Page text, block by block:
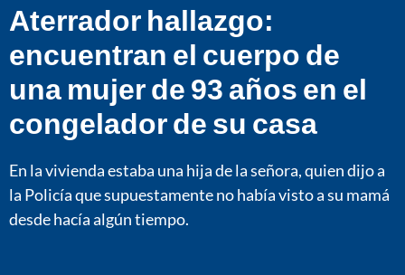
Aterrador hallazgo:
encuentran el cuerpo de
una mujer de 93 años en el
congelador de su casa
En la vivienda estaba una hija de la señora, quien dijo a
la Policía que supuestamente no había visto a su mamá
desde hacía algún tiempo.